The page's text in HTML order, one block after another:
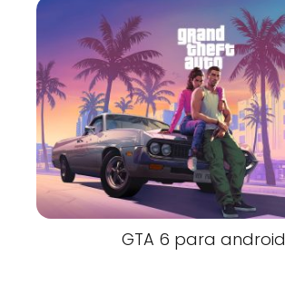
GTA 6 para android